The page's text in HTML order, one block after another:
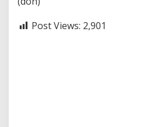
Post Views: 2,901